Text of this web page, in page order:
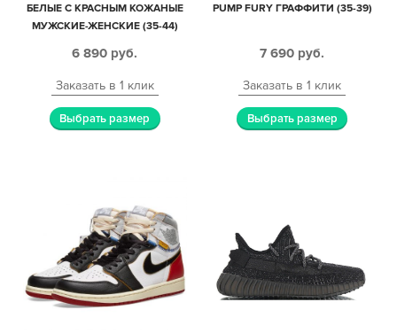
БЕЛЫЕ С КРАСНЫМ КОЖАНЫЕ
МУЖСКИЕ-ЖЕНСКИЕ (35-44)
6 890 руб.
Заказать в 1 клик
Выбрать размер
PUMP FURY ГРАФФИТИ (35-39)
7 690 руб.
Заказать в 1 клик
Выбрать размер